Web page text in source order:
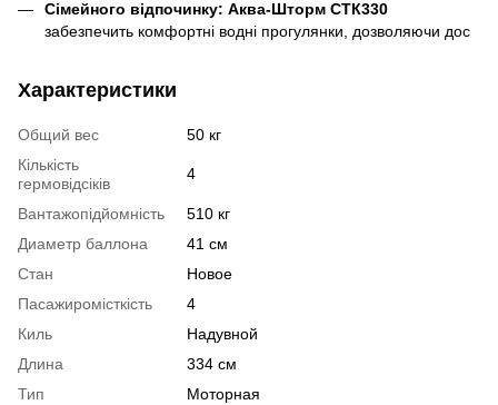
Сімейного відпочинку: Аква-Шторм СТК330
забезпечить комфортні водні прогулянки, дозволяючи дос
Характеристики
Общий вес
50 кг
Кількість
гермовідсіків
4
Вантажопідйомність
510 кг
Диаметр баллона
41 см
Стан
Новое
Пасажиромісткість
4
Киль
Надувной
Длина
334 см
Тип
Моторная